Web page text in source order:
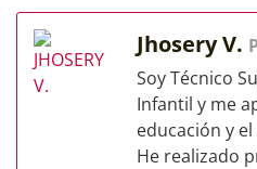
Jhosery V.
Soy Técnico
Infantil y me
educación y
He realizado